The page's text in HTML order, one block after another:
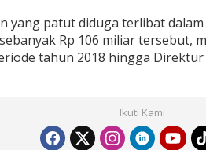
yang patut diduga terlibat
Rp 106 miliar tersebut,
tahun 2018 hingga
Ikuti Kami